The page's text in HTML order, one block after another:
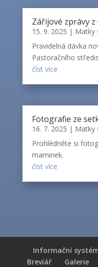
Zářijové zprávy
15. 9. 2025 | Matky
Pravidelná dávka
Pastoračního
číst více
Fotografie ze
16. 7. 2025 | Matky
Prohlédněte si
maminek.
číst více
Informační
Breviář
Galerie